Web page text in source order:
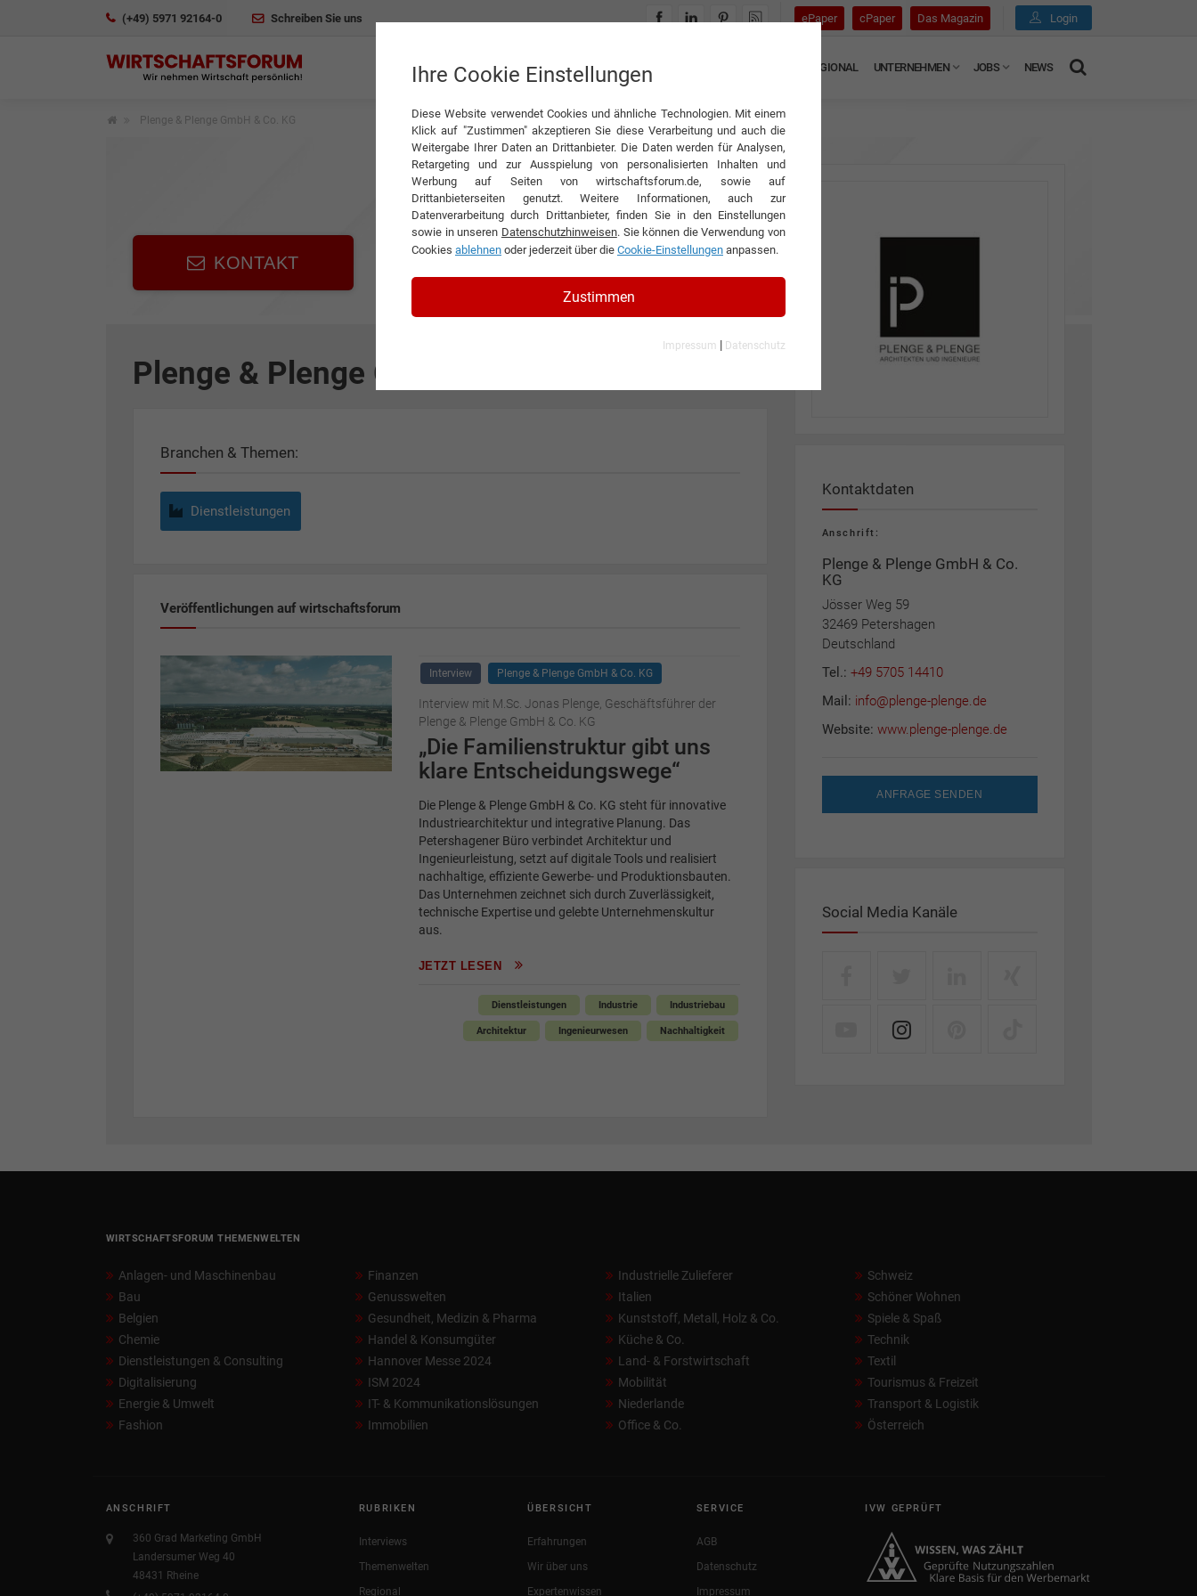
(+49) 5971 92164-0 Schreiben Sie uns ePaper cPaper Das Magazin Login
INTERVIEWS REGIONAL UNTERNEHMEN JOBS NEWS
Plenge & Plenge GmbH & Co. KG
KONTAKT
Plenge & Plenge GmbH & Co. KG
Branchen & Themen:
Dienstleistungen
Veröffentlichungen auf wirtschaftsforum
Interview Plenge & Plenge GmbH & Co. KG
Interview mit M.Sc. Jonas Plenge, Geschäftsführer der
Plenge & Plenge GmbH & Co. KG
„Die Familienstruktur gibt uns
klare Entscheidungswege“
Die Plenge & Plenge GmbH & Co. KG steht für innovative
Industriearchitektur und integrative Planung. Das
Petershagener Büro verbindet Architektur und
Ingenieurleistung, setzt auf digitale Tools und realisiert
nachhaltige, effiziente Gewerbe- und Produktionsbauten.
Das Unternehmen zeichnet sich durch Zuverlässigkeit,
technische Expertise und gelebte Unternehmenskultur
aus.
JETZT LESEN
Dienstleistungen Industrie Industriebau
Architektur Ingenieurwesen Nachhaltigkeit
Kontaktdaten
Anschrift:
Plenge & Plenge GmbH & Co.
KG
Jösser Weg 59
32469 Petershagen
Deutschland
Tel.: +49 5705 14410
Mail: info@plenge-plenge.de
Website: www.plenge-plenge.de
ANFRAGE SENDEN
Social Media Kanäle
WIRTSCHAFTSFORUM THEMENWELTEN
Anlagen- und Maschinenbau
Bau
Belgien
Chemie
Dienstleistungen & Consulting
Digitalisierung
Energie & Umwelt
Fashion
Finanzen
Genusswelten
Gesundheit, Medizin & Pharma
Handel & Konsumgüter
Hannover Messe 2024
ISM 2024
IT- & Kommunikationslösungen
Immobilien
Industrielle Zulieferer
Italien
Kunststoff, Metall, Holz & Co.
Küche & Co.
Land- & Forstwirtschaft
Mobilität
Niederlande
Office & Co.
Schweiz
Schöner Wohnen
Spiele & Spaß
Technik
Textil
Tourismus & Freizeit
Transport & Logistik
Österreich
ANSCHRIFT
360 Grad Marketing GmbH
Landersumer Weg 40
48431 Rheine
RUBRIKEN
Interviews
Themenwelten
Regional
ÜBERSICHT
Erfahrungen
Wir über uns
Expertenwissen
SERVICE
AGB
Datenschutz
Impressum
IVW GEPRÜFT
Ihre Cookie Einstellungen
Diese Website verwendet Cookies und ähnliche Technologien. Mit einem
Klick auf "Zustimmen" akzeptieren Sie diese Verarbeitung und auch die
Weitergabe Ihrer Daten an Drittanbieter. Die Daten werden für Analysen,
Retargeting und zur Ausspielung von personalisierten Inhalten und
Werbung auf Seiten von wirtschaftsforum.de, sowie auf
Drittanbieterseiten genutzt. Weitere Informationen, auch zur
Datenverarbeitung durch Drittanbieter, finden Sie in den Einstellungen
sowie in unseren Datenschutzhinweisen. Sie können die Verwendung von
Cookies ablehnen oder jederzeit über die Cookie-Einstellungen anpassen.
Zustimmen
Impressum | Datenschutz